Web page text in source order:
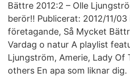
Bättre 2012:2 – Olle
berör!! Publicerat: 2012/11/03
företagande, Så Mycket
Vardag o natur A playlist
Ljungström, Amerie, Lady Of
others En apa som liknar dig.